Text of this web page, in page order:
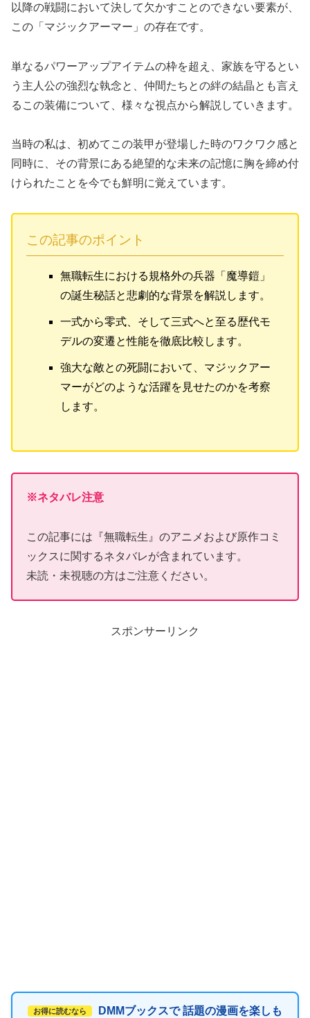
以降の戦闘において決して欠かすことのできない要素が、
この「マジックアーマー」の存在です。
単なるパワーアップアイテムの枠を超え、家族を守るとい
う主人公の強烈な執念と、仲間たちとの絆の結晶とも言え
るこの装備について、様々な視点から解説していきます。
当時の私は、初めてこの装甲が登場した時のワクワク感と
同時に、その背景にある絶望的な未来の記憶に胸を締め付
けられたことを今でも鮮明に覚えています。
この記事のポイント
無職転生における規格外の兵器「魔導鎧」
の誕生秘話と悲劇的な背景を解説します。
一式から零式、そして三式へと至る歴代モ
デルの変遷と性能を徹底比較します。
強大な敵との死闘において、マジックアー
マーがどのような活躍を見せたのかを考察
します。
※ネタバレ注意
この記事には『無職転生』のアニメおよび原作コミ
ックスに関するネタバレが含まれています。
未読・未視聴の方はご注意ください。
スポンサーリンク
お得に読むなら
DMMブックスで 話題の漫画を楽しも